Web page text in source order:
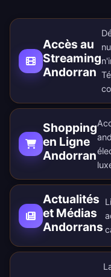
Accès au
Streaming
Andorran
Shopping
en Ligne
Andorran
Actualités
et Médias
Andorrans